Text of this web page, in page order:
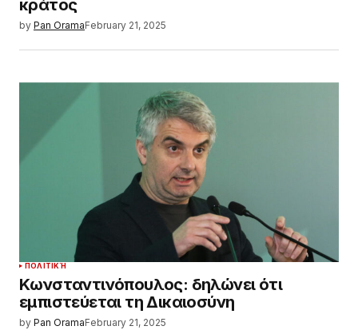
κράτος
by Pan OramaFebruary 21, 2025
ΠΟΛΙΤΙΚΉ
Κωνσταντινόπουλος: δηλώνει ότι
εμπιστεύεται τη Δικαιοσύνη
by Pan OramaFebruary 21, 2025